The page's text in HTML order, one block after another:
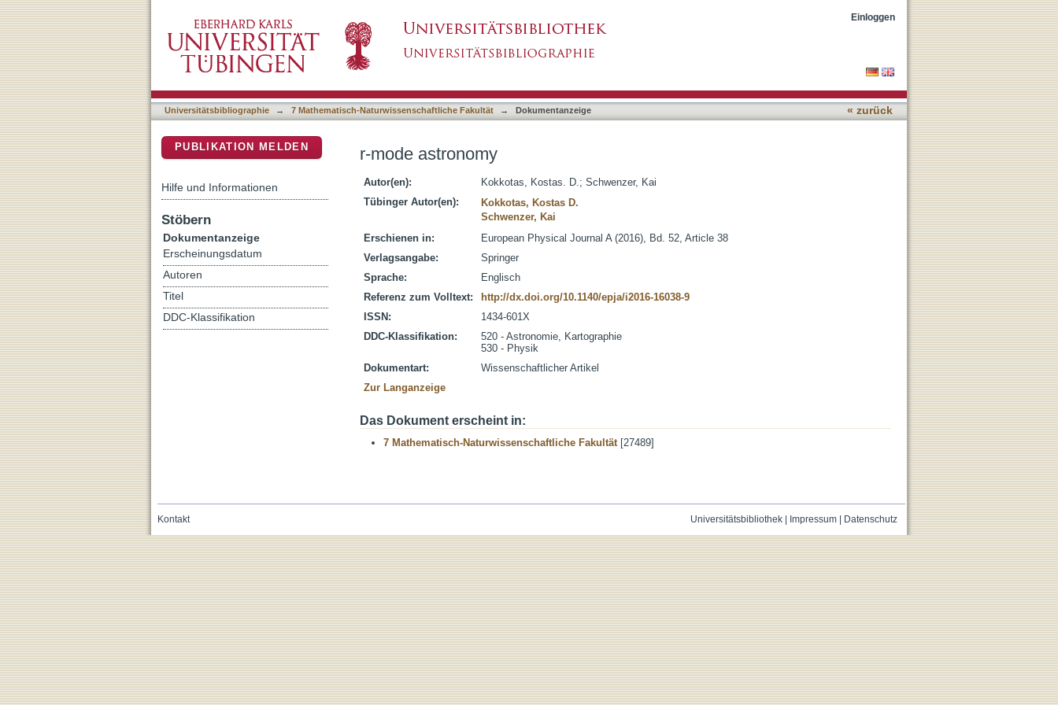
Einloggen
Universitätsbibliographie → 7 Mathematisch-Naturwissenschaftliche Fakultät → Dokumentanzeige « zurück
r-mode astronomy
Autor(en): Kokkotas, Kostas. D.; Schwenzer, Kai
Tübinger Autor(en):
Kokkotas, Kostas D.
Schwenzer, Kai
Erschienen in:
European Physical Journal A (2016), Bd. 52, Article 38
Verlagsangabe:
Springer
Sprache:
Englisch
Referenz zum Volltext:
http://dx.doi.org/10.1140/epja/i2016-16038-9
ISSN:
1434-601X
DDC-Klassifikation:
520 - Astronomie, Kartographie
530 - Physik
Dokumentart:
Wissenschaftlicher Artikel
Zur Langanzeige
Das Dokument erscheint in:
7 Mathematisch-Naturwissenschaftliche Fakultät[27489]
PUBLIKATION MELDEN
Hilfe und Informationen
Stöbern
Dokumentanzeige
Erscheinungsdatum
Autoren
Titel
DDC-Klassifikation
Universitätsbibliothek| Impressum| Datenschutz
Kontakt